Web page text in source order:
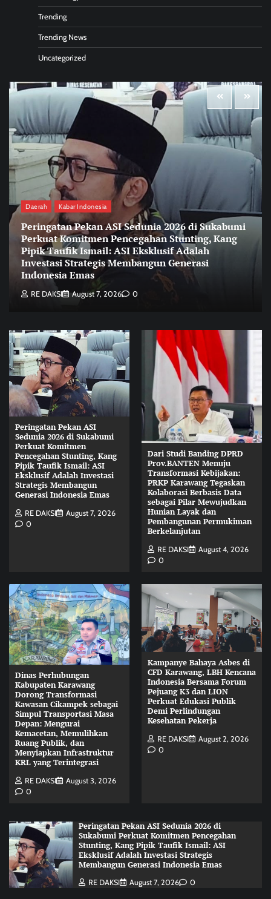
Trending
Trending News
Uncategorized
Daerah Kabar Indonesia
Peringatan Pekan ASI Sedunia 2026 di Sukabumi
Perkuat Komitmen Pencegahan Stunting, Kang
Pipik Taufik Ismail: ASI Eksklusif Adalah
Investasi Strategis Membangun Generasi
Indonesia Emas
RE DAKSI August 7, 2026 0
Peringatan Pekan ASI
Sedunia 2026 di Sukabumi
Perkuat Komitmen
Pencegahan Stunting, Kang
Pipik Taufik Ismail: ASI
Eksklusif Adalah Investasi
Strategis Membangun
Generasi Indonesia Emas
RE DAKSI
August 7, 2026
0
Dari Studi Banding DPRD
Prov.BANTEN Menuju
Transformasi Kebijakan:
PRKP Karawang Tegaskan
Kolaborasi Berbasis Data
sebagai Pilar Mewujudkan
Hunian Layak dan
Pembangunan Permukiman
Berkelanjutan
RE DAKSI
August 4, 2026
0
Dinas Perhubungan
Kabupaten Karawang
Dorong Transformasi
Kawasan Cikampek sebagai
Simpul Transportasi Masa
Depan: Mengurai
Kemacetan, Memulihkan
Ruang Publik, dan
Menyiapkan Infrastruktur
KRL yang Terintegrasi
RE DAKSI
August 3, 2026
0
Kampanye Bahaya Asbes di
CFD Karawang, LBH Kencana
Indonesia Bersama Forum
Pejuang K3 dan LION
Perkuat Edukasi Publik
Demi Perlindungan
Kesehatan Pekerja
RE DAKSI
August 2, 2026
0
Peringatan Pekan ASI Sedunia 2026 di
Sukabumi Perkuat Komitmen Pencegahan
Stunting, Kang Pipik Taufik Ismail: ASI
Eksklusif Adalah Investasi Strategis
Membangun Generasi Indonesia Emas
RE DAKSI August 7, 2026 0